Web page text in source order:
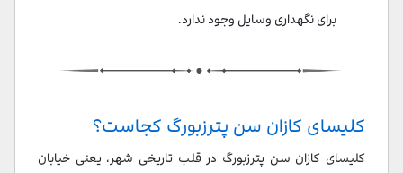
برای نگهداری وسایل وجود ندارد.
کلیسای کازان سن پترزبورگ کجاست؟
کلیسای کازان سن‌ پترزبورگ در قلب تاریخی شهر، یعنی خیابان